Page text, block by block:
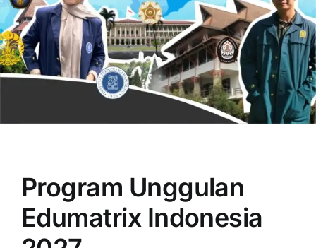
OUR PROGRAM
CONTACT US
Program Unggulan
Edumatrix Indonesia